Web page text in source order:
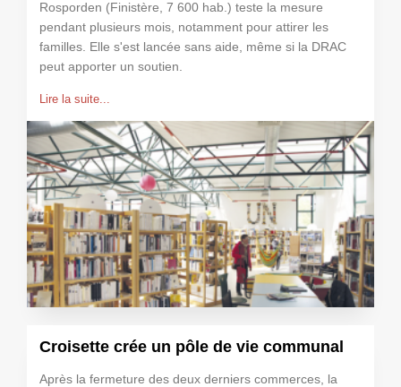
Rosporden (Finistère, 7 600 hab.) teste la mesure
pendant plusieurs mois, notamment pour attirer les
familles. Elle s'est lancée sans aide, même si la DRAC
peut apporter un soutien.
Lire la suite...
Croisette crée un pôle de vie communal
Après la fermeture des deux derniers commerces, la